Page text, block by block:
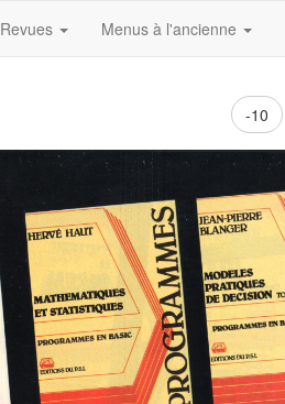
Revues Menus à l'ancienne
-10